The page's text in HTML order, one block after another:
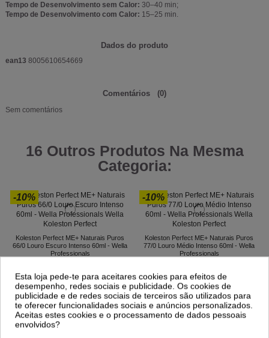
Tempo de Desenvolvimento sem Calor: 30–40 min;
Tempo de Desenvolvimento com Calor: 15–25 min.
Dados do produto
ean13 8005610654669
Comentários (0)
Sem comentários
16 Outros Produtos Na Mesma
Categoria:
-10%
Koleston Perfect ME+ Naturais Puros
66/0 Louro Escuro Intenso 60ml - Wella
Professionals
-10%
Koleston Perfect ME+ Naturais Puros
77/0 Louro Médio Intenso 60ml - Wella
Professionals
Esta loja pede-te para aceitares cookies para efeitos de
desempenho, redes sociais e publicidade. Os cookies de
publicidade e de redes sociais de terceiros são utilizados para
te oferecer funcionalidades sociais e anúncios personalizados.
Aceitas estes cookies e o processamento de dados pessoais
envolvidos?